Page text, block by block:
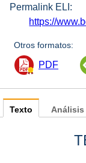
Permalink ELI:
https://
Otros formatos:
PDF
Texto Análisis